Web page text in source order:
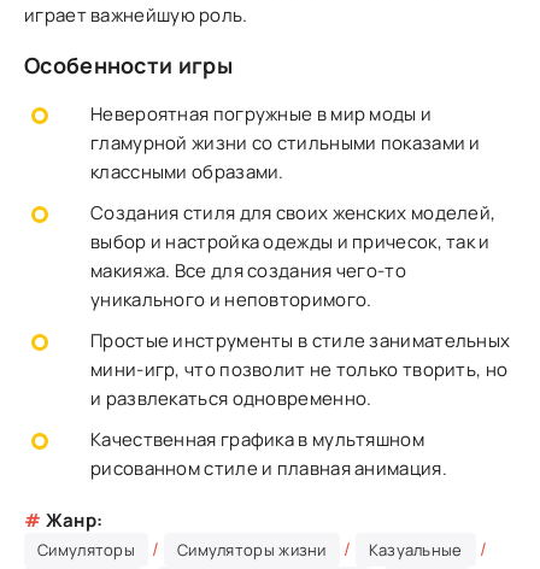
играет важнейшую роль.
Особенности игры
Невероятная погружные в мир моды и
гламурной жизни со стильными показами и
классными образами.
Создания стиля для своих женских моделей,
выбор и настройка одежды и причесок, так и
макияжа. Все для создания чего-то
уникального и неповторимого.
Простые инструменты в стиле занимательных
мини-игр, что позволит не только творить, но
и развлекаться одновременно.
Качественная графика в мультяшном
рисованном стиле и плавная анимация.
# Жанр:
Симуляторы / Симуляторы жизни / Казуальные /